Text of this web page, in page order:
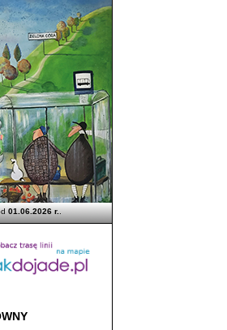
01.06.2026 r..